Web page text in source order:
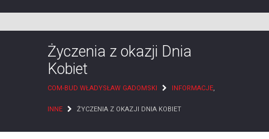
Życzenia z okazji Dnia
Kobiet
COM-BUD WŁADYSŁAW GADOMSKI INFORMACJE,
INNE ŻYCZENIA Z OKAZJI DNIA KOBIET